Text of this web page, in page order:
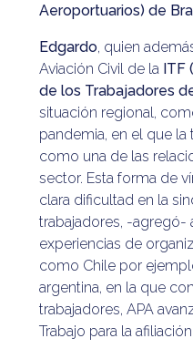
Aeroportuarios) de
Edgardo, quien
Aviación Civil de la ITF
de los Trabajadores
situación regional,
pandemia, en el que
como una de las
sector. Esta forma de
clara dificultad en la
trabajadores, -
experiencias de
como Chile por
argentina, en la que
trabajadores, APA
Trabajo para la